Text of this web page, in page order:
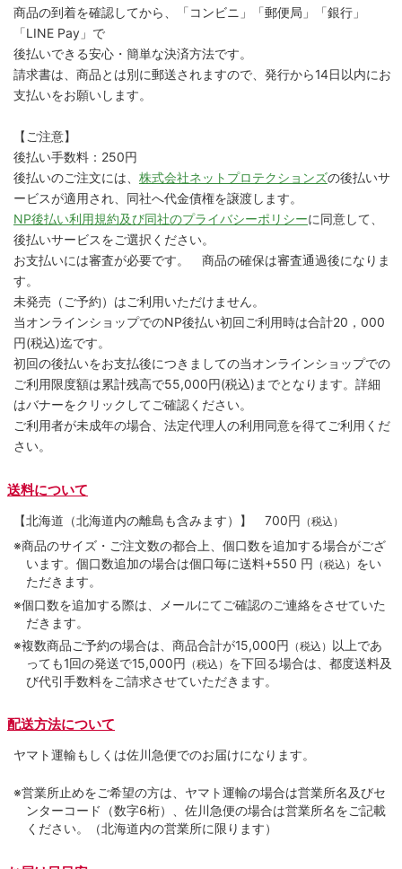
商品の到着を確認してから、「コンビニ」「郵便局」「銀行」
「LINE Pay」で
後払いできる安心・簡単な決済方法です。
請求書は、商品とは別に郵送されますので、発行から14日以内にお
支払いをお願いします。
【ご注意】
後払い手数料：250円
後払いのご注文には、 株式会社ネットプロテクションズの後払いサ
ービスが適用され、同社へ代金債権を譲渡します。
NP後払い利用規約及び同社のプライバシーポリシーに同意して、
後払いサービスをご選択ください。
お支払いには審査が必要です。 商品の確保は審査通過後になりま
す。
未発売（ご予約）はご利用いただけません。
当オンラインショップでのNP後払い初回ご利用時は合計20，000
円(税込)迄です。
初回の後払いをお支払後につきましての当オンラインショップでの
ご利用限度額は累計残高で55,000円(税込)までとなります。詳細
はバナーをクリックしてご確認ください。
ご利用者が未成年の場合、法定代理人の利用同意を得てご利用くだ
さい。
送料について
【北海道（北海道内の離島も含みます）】 700円 （税込）
※商品のサイズ・ご注文数の都合上、個口数を追加する場合がござ
います。個口数追加の場合は個口毎に送料+550 円 （税込） をい
ただきます。
※個口数を追加する際は、メールにてご確認のご連絡をさせていた
だきます。
※複数商品ご予約の場合は、商品合計が15,000円 （税込） 以上であ
っても1回の発送で15,000円 （税込） を下回る場合は、都度送料及
び代引手数料をご請求させていただきます。
配送方法について
ヤマト運輸もしくは佐川急便でのお届けになります。
※営業所止めをご希望の方は、ヤマト運輸の場合は営業所名及びセ
ンターコード（数字6桁）、佐川急便の場合は営業所名をご記載
ください。（北海道内の営業所に限ります）